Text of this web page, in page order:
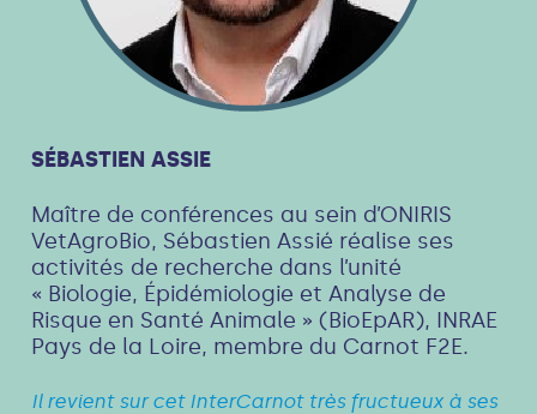
SÉBASTIEN ASSIE
Maître de conférences au sein d’ONIRIS
VetAgroBio, Sébastien Assié réalise ses
activités de recherche dans l’unité
« Biologie, Épidémiologie et Analyse de
Risque en Santé Animale » (BioEpAR), INRAE
Pays de la Loire, membre du Carnot F2E.
Il revient sur cet InterCarnot très fructueux à ses